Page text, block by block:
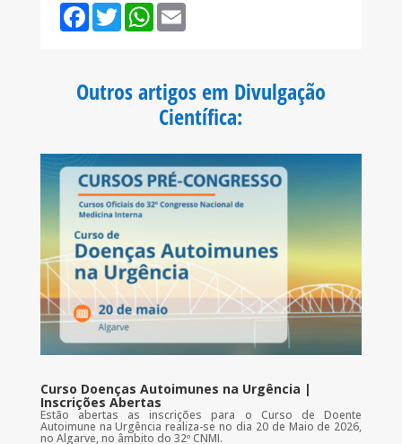
F
o
T
w
r
W
A
p
p
E
Outros artigos em Divulgação
Científica:
Curso Doenças Autoimunes na Urgência |
Inscrições Abertas
Estão abertas as inscrições para o Curso de Doente
Autoimune na Urgência realiza-se no dia 20 de Maio de 2026,
no Algarve, no âmbito do 32º CNMI.